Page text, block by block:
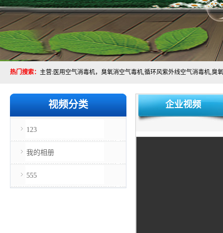
热门搜索：
视频分类
123
我的相册
555
企业视频